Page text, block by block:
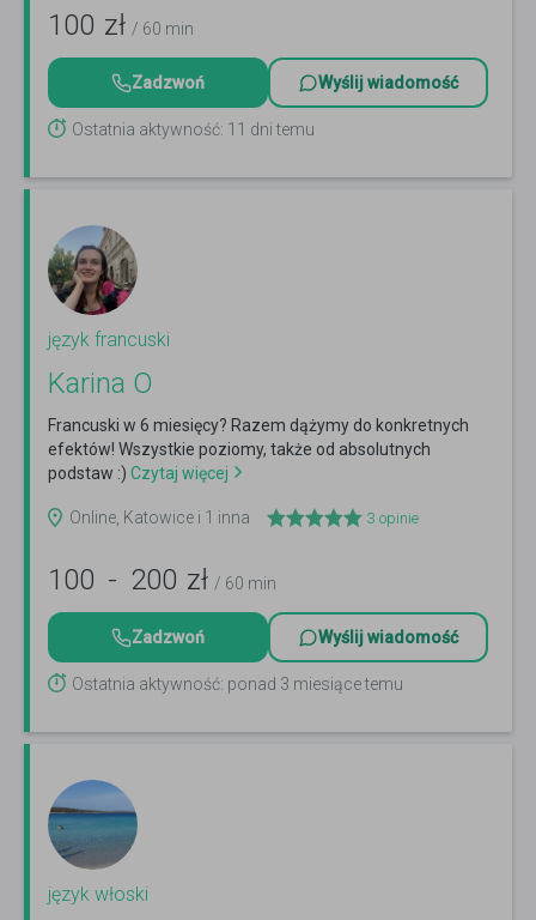
100 zł / 60 min
Zadzwoń Wyślij wiadomość
Ostatnia aktywność: 11 dni temu
język francuski
Karina O
Francuski w 6 miesięcy? Razem dążymy do konkretnych
efektów! Wszystkie poziomy, także od absolutnych
podstaw :) Czytaj więcej
Online, Katowice i 1 inna 3 opinie
100 - 200 zł / 60 min
Zadzwoń Wyślij wiadomość
Ostatnia aktywność: ponad 3 miesiące temu
język włoski